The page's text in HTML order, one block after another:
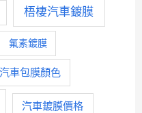
梧棲汽車鍍膜
氟素鍍膜
汽車包膜顏色
汽車鍍膜價格